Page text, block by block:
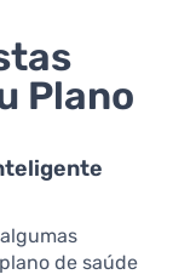
Plano
de saúde